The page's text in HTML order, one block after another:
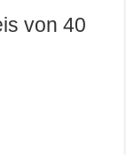
von 40